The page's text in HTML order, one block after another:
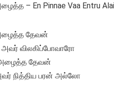
– En Pinnae Vaa Entru
தேவன்
விலகிப்போவாரோ
தேவன்
நித்திய பரன் அல்லோ